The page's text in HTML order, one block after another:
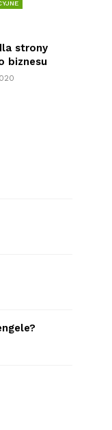
strony
biznesu